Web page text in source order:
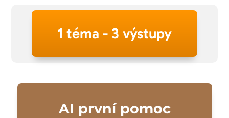
1 téma - 3 výstupy
AI první pomoc